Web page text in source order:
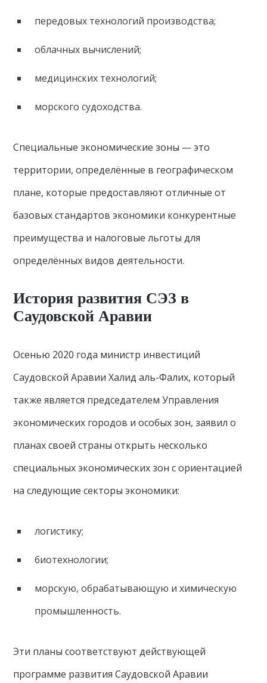
передовых технологий производства;
облачных вычислений;
медицинских технологий;
морского судоходства.
Специальные экономические зоны — это
территории, определённые в географическом
плане, которые предоставляют отличные от
базовых стандартов экономики конкурентные
преимущества и налоговые льготы для
определённых видов деятельности.
История развития СЭЗ в
Саудовской Аравии
Осенью 2020 года министр инвестиций
Саудовской Аравии Халид аль-Фалих, который
также является председателем Управления
экономических городов и особых зон, заявил о
планах своей страны открыть несколько
специальных экономических зон с ориентацией
на следующие секторы экономики:
логистику;
биотехнологии;
морскую, обрабатывающую и химическую
промышленность.
Эти планы соответствуют действующей
программе развития Саудовской Аравии